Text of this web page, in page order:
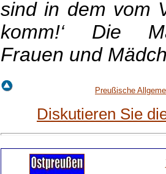
sind in dem vom
komm!‘ Die
Frauen und
Preußische
Diskutieren Sie